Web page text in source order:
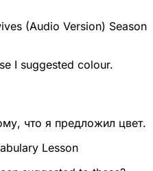
(Audio Version) Season
I suggested colour.
что я предложил цвет.
Lesson